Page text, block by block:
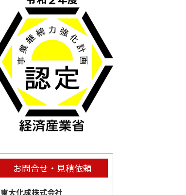
お問合せ・見積依頼
東大化成株式会社